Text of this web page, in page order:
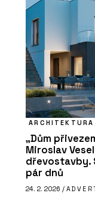
ARCHITEKTURA
„Dům
Miroslav
dřevostavby.
pár dnů
24. 2. 2026 /